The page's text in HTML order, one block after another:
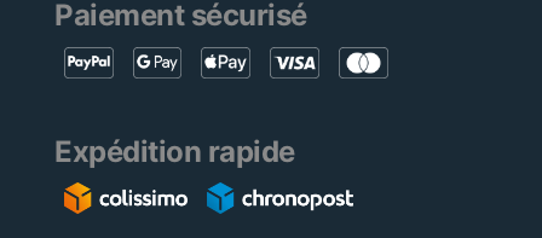
Paiement sécurisé
Expédition rapide